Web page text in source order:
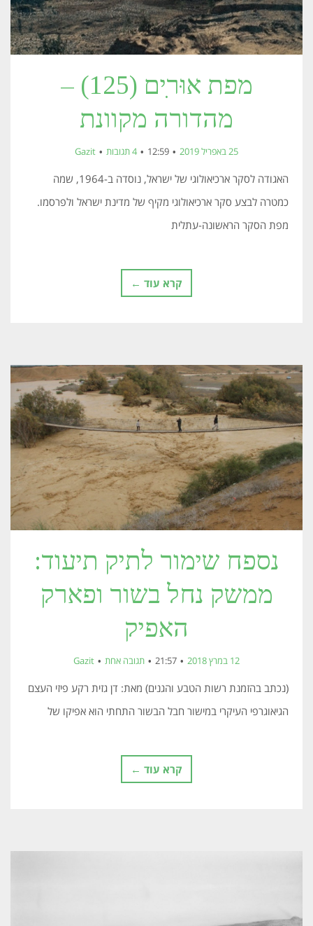
מפת אוּרִים (125) –
מהדורה מקוונת
25 באפריל 2019 12:59 4 תגובות Gazit
האגודה לסקר ארכיאולוגי של ישראל, נוסדה ב-1964, שמה
כמטרה לבצע סקר ארכיאולוגי מקיף של מדינת ישראל ולפרסמו.
מפת הסקר הראשונה-עתלית
קרא עוד ←
נספח שימור לתיק תיעוד:
ממשק נחל בשור ופארק
האפיק
12 במרץ 2018 21:57 תגובה אחת Gazit
(נכתב בהזמנת רשות הטבע והגנים) מאת: דן גזית רקע פיזי העצם
הגיאוגרפי העיקרי במישור חבל הבשור התחתי הוא אפיקו של
קרא עוד ←